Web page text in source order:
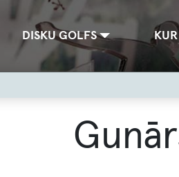
navigationDISKU GOLFS